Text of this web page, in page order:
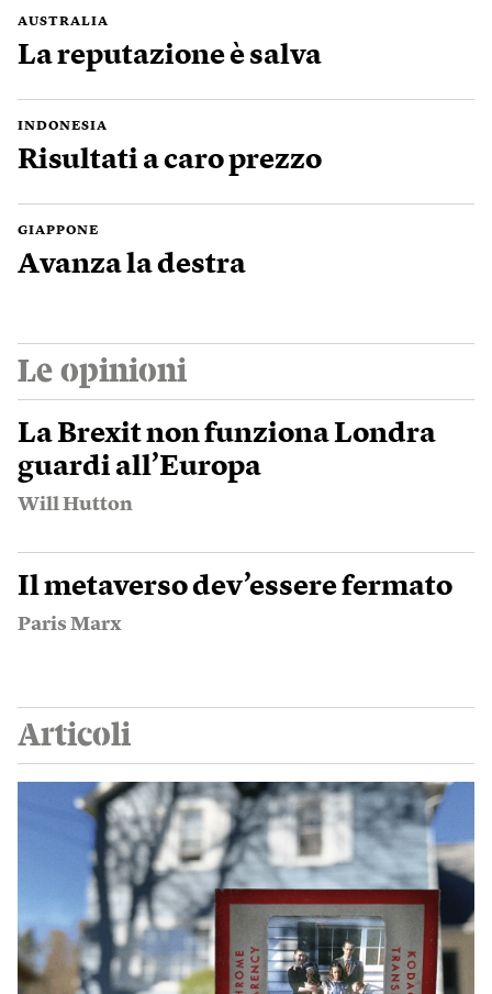
AUSTRALIA
La reputazione è salva
INDONESIA
Risultati a caro prezzo
GIAPPONE
Avanza la destra
Le opinioni
La Brexit non funziona Londra
guardi all’Europa
Will Hutton
Il metaverso dev’essere fermato
Paris Marx
Articoli